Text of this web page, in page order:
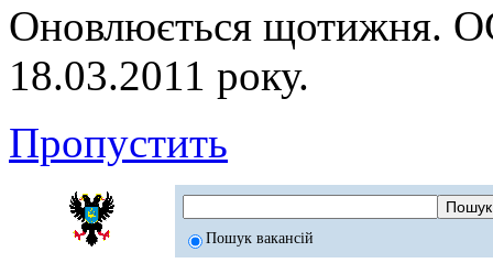
Оновлюється
18.03.2011 року.
Пропустить
Пошук вакансій